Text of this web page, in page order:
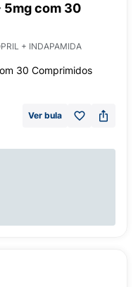
5mg com 30
+ INDAPAMIDA
30 Comprimidos
Ver bula